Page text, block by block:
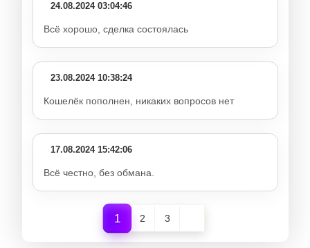
24.08.2024 03:04:46
Всё хорошо, сделка состоялась
23.08.2024 10:38:24
Кошелёк пополнен, никаких вопросов нет
17.08.2024 15:42:06
Всё честно, без обмана.
1 2 3